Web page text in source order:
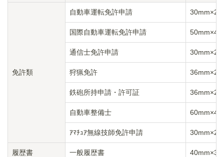
免許類
自動車運転免許申請
国際自動車運転免許申請
通信士免許申請
狩猟免許
鉄砲所持申請・許可証
自動車整備士
ｱﾏﾁｭｱ無線技師免許申請
履歴書 一般履歴書